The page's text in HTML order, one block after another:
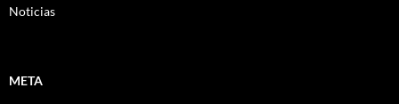
Noticias
META